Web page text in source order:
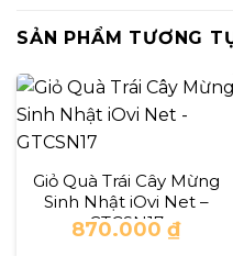
SẢN PHẨM TƯƠNG
Giỏ Quà Trái Cây Mừng
Sinh Nhật iOvi Net –
GTCSN17
870.000 ₫